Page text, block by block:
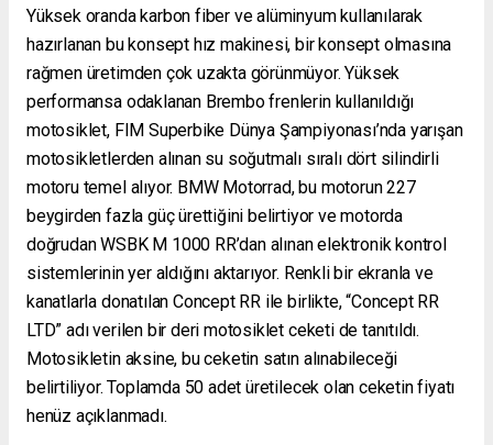
Yüksek oranda karbon fiber ve alüminyum kullanılarak
hazırlanan bu konsept hız makinesi, bir konsept olmasına
rağmen üretimden çok uzakta görünmüyor. Yüksek
performansa odaklanan Brembo frenlerin kullanıldığı
motosiklet, FIM Superbike Dünya Şampiyonası’nda yarışan
motosikletlerden alınan su soğutmalı sıralı dört silindirli
motoru temel alıyor. BMW Motorrad, bu motorun 227
beygirden fazla güç ürettiğini belirtiyor ve motorda
doğrudan WSBK M 1000 RR’dan alınan elektronik kontrol
sistemlerinin yer aldığını aktarıyor. Renkli bir ekranla ve
kanatlarla donatılan Concept RR ile birlikte, “Concept RR
LTD” adı verilen bir deri motosiklet ceketi de tanıtıldı.
Motosikletin aksine, bu ceketin satın alınabileceği
belirtiliyor. Toplamda 50 adet üretilecek olan ceketin fiyatı
henüz açıklanmadı.